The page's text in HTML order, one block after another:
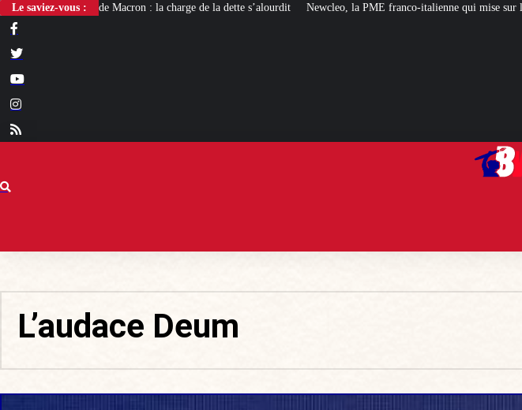
Le saviez-vous :
: la charge de la dette s’alourdit Newcleo, la PME franco-italienne qui mise sur l’avenir du « mini nucléaire »
L’audace Deum